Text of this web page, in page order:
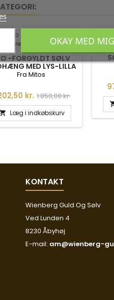
-FORGYLDT SØLV
MED LYS-LILLA
AMETYST INKL. KÆDE
Fra Mitos
kr. Normalpris
1.850,00 kr.
Læg i indkøbskurv
KONTAKT
Wienberg Guld Og Sølv
Ved Lunden 4
8230 Åbyhøj
E-mail: am@wienberg-
OKAY MED MIG